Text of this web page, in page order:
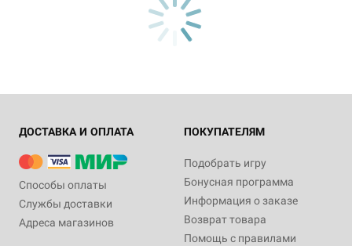
ДОСТАВКА И ОПЛАТА
Способы оплаты
Службы доставки
Адреса магазинов
ПОКУПАТЕЛЯМ
Подобрать игру
Бонусная программа
Информация о заказе
Возврат товара
Помощь с правилами